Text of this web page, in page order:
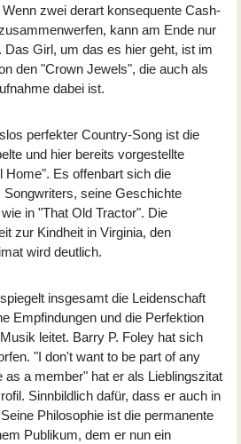
zwei derart konsequente Cash-
kann am Ende nur
Girl, um das es hier geht, ist im
den "Crown Jewels", die auch als
dabei ist.
perfekter Country-Song ist die
und hier bereits vorgestellte
Home". Es offenbart sich die
seine Geschichte
in "That Old Tractor". Die
zur Kindheit in Virginia, den
wird deutlich.
insgesamt die Leidenschaft
Empfindungen und die Perfektion
leitet. Barry P. Foley hat sich
"I don't want to be part of any
as a member" hat er als Lieblingszitat
Sinnbildlich dafür, dass er auch in
Philosophie ist die permanente
Publikum, dem er nun ein